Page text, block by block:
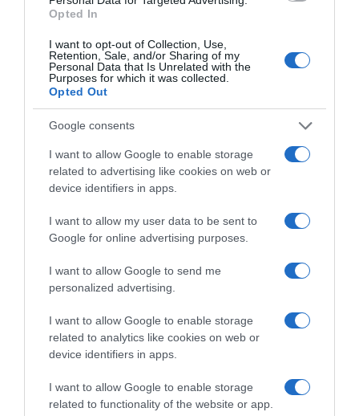
Opted In
I want to opt-out of Collection, Use,
Retention, Sale, and/or Sharing of my
Personal Data that Is Unrelated with the
Purposes for which it was collected.
Opted Out
Google consents
I want to allow Google to enable storage
related to advertising like cookies on web or
device identifiers in apps.
I want to allow my user data to be sent to
Google for online advertising purposes.
I want to allow Google to send me
personalized advertising.
I want to allow Google to enable storage
related to analytics like cookies on web or
device identifiers in apps.
I want to allow Google to enable storage
related to functionality of the website or app.
Címkék: szerelem , párkapcsolat
Molnár-Szilágyi Szilvia,Molnár Ferenc
Korábbi bejegyzések
2026-08-10.
Hogyan keltsd fel a figyelmet a társkereső profiloddal?